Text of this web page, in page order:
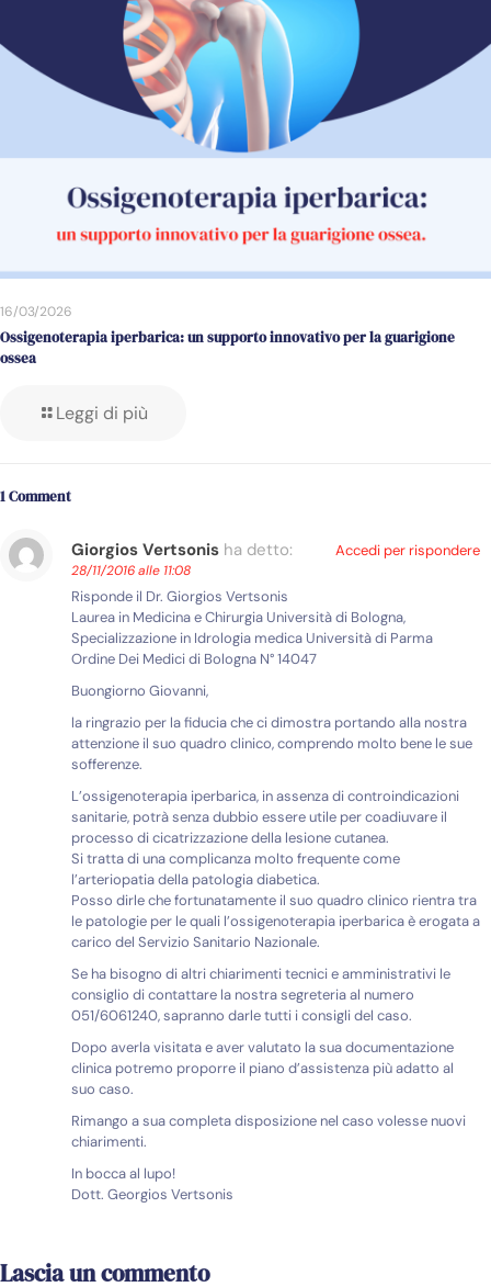
16/03/2026
Ossigenoterapia iperbarica: un supporto innovativo per la guarigione
ossea
Leggi di più
1 Comment
Giorgios Vertsonis ha detto:
28/11/2016 alle 11:08
Risponde il Dr. Giorgios Vertsonis
Laurea in Medicina e Chirurgia Università di Bologna,
Specializzazione in Idrologia medica Università di Parma
Ordine Dei Medici di Bologna N° 14047
Buongiorno Giovanni,
la ringrazio per la fiducia che ci dimostra portando alla nostra
attenzione il suo quadro clinico, comprendo molto bene le sue
sofferenze.
L’ossigenoterapia iperbarica, in assenza di controindicazioni
sanitarie, potrà senza dubbio essere utile per coadiuvare il
processo di cicatrizzazione della lesione cutanea.
Si tratta di una complicanza molto frequente come
l’arteriopatia della patologia diabetica.
Posso dirle che fortunatamente il suo quadro clinico rientra tra
le patologie per le quali l’ossigenoterapia iperbarica è erogata a
carico del Servizio Sanitario Nazionale.
Se ha bisogno di altri chiarimenti tecnici e amministrativi le
consiglio di contattare la nostra segreteria al numero
051/6061240, sapranno darle tutti i consigli del caso.
Dopo averla visitata e aver valutato la sua documentazione
clinica potremo proporre il piano d’assistenza più adatto al
suo caso.
Rimango a sua completa disposizione nel caso volesse nuovi
chiarimenti.
In bocca al lupo!
Dott. Georgios Vertsonis
Accedi per rispondere
Lascia un commento